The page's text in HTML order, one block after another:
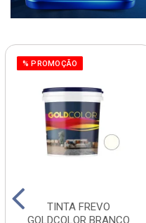
% PROMOÇÃO
TINTA FREVO
GOLDCOLOR BRANCO